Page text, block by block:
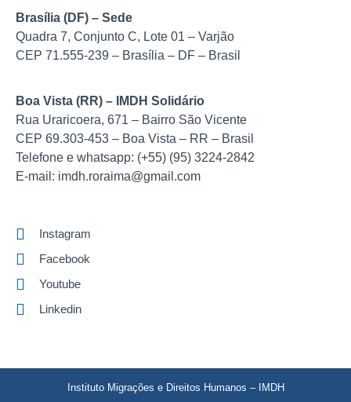
Brasília (DF) – Sede
Quadra 7, Conjunto C, Lote 01 – Varjão
CEP 71.555-239 – Brasília – DF – Brasil
Boa Vista (RR) – IMDH Solidário
Rua Uraricoera, 671 – Bairro São Vicente
CEP 69.303-453 – Boa Vista – RR – Brasil
Telefone e whatsapp: (+55) (95) 3224-2842
E-mail: imdh.roraima@gmail.com
Instagram
Facebook
Youtube
Linkedin
Instituto Migrações e Direitos Humanos – IMDH